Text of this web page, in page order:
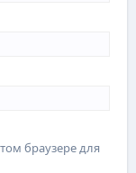
браузере для